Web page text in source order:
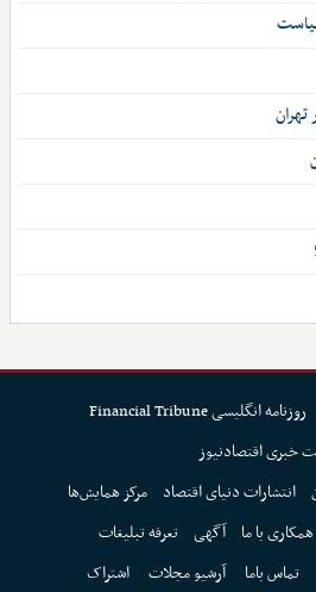
روزنامه انگلیسی Financial Tribune
خبری اقتصادنیوز
انتشارات دنیای اقتصاد
مرکز همایش‌ها
همکاری با ما آگهی تعرفه تبلیغات
تماس باما آرشیو مجلات اشتراک